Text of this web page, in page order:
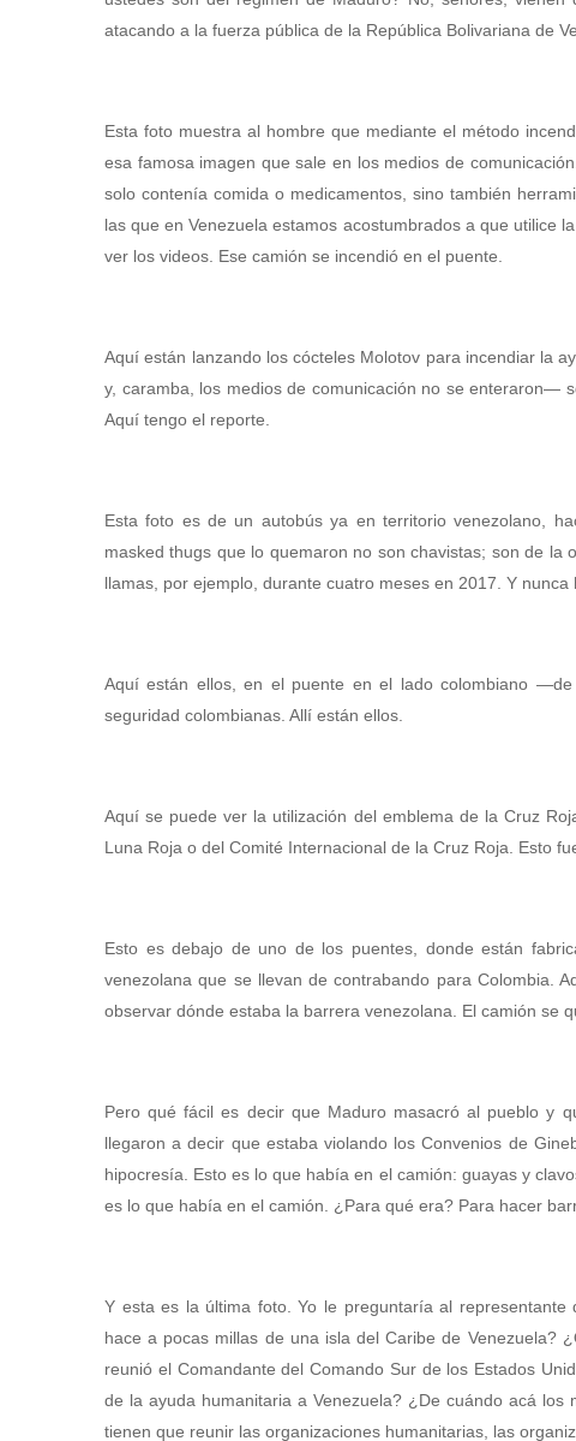
atacando a la fuerza pública de la República Bolivariana de
Esta foto muestra al hombre que mediante el método
esa famosa imagen que sale en los medios de
solo contenía comida o medicamentos, sino también
las que en Venezuela estamos acostumbrados a que utilice
ver los videos. Ese camión se incendió en el puente.
Aquí están lanzando los cócteles Molotov para incendiar la
y, caramba, los medios de comunicación no se enteraron—
Aquí tengo el reporte.
Esta foto es de un autobús ya en territorio venezolano,
masked thugs que lo quemaron no son chavistas; son de
llamas, por ejemplo, durante cuatro meses en 2017. Y
Aquí están ellos, en el puente en el lado colombiano
seguridad colombianas. Allí están ellos.
Aquí se puede ver la utilización del emblema de la Cruz
Luna Roja o del Comité Internacional de la Cruz Roja. Esto
Esto es debajo de uno de los puentes, donde están
venezolana que se llevan de contrabando para Colombia.
observar dónde estaba la barrera venezolana. El camión se
Pero qué fácil es decir que Maduro masacró al pueblo y
llegaron a decir que estaba violando los Convenios de
hipocresía. Esto es lo que había en el camión: guayas y
es lo que había en el camión. ¿Para qué era? Para hacer
Y esta es la última foto. Yo le preguntaría al
hace a pocas millas de una isla del Caribe de Venezuela?
reunió el Comandante del Comando Sur de los Estados
de la ayuda humanitaria a Venezuela? ¿De cuándo acá
tienen que reunir las organizaciones humanitarias, las